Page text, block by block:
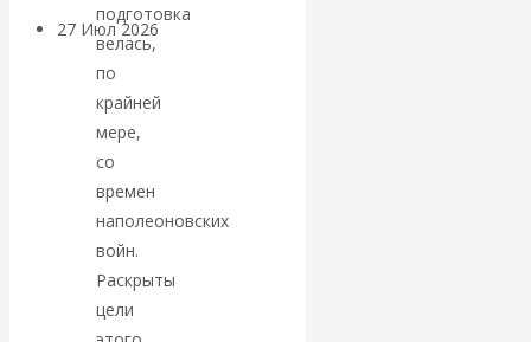
27 Июл 2026
валютная система
Валентин
КАтасонов.
«МЕТОД
ОТМЫВАНИЯ
подготовка
велась,
по
крайней
мере,
со
времен
наполеоновских
войн.
Раскрыты
цели